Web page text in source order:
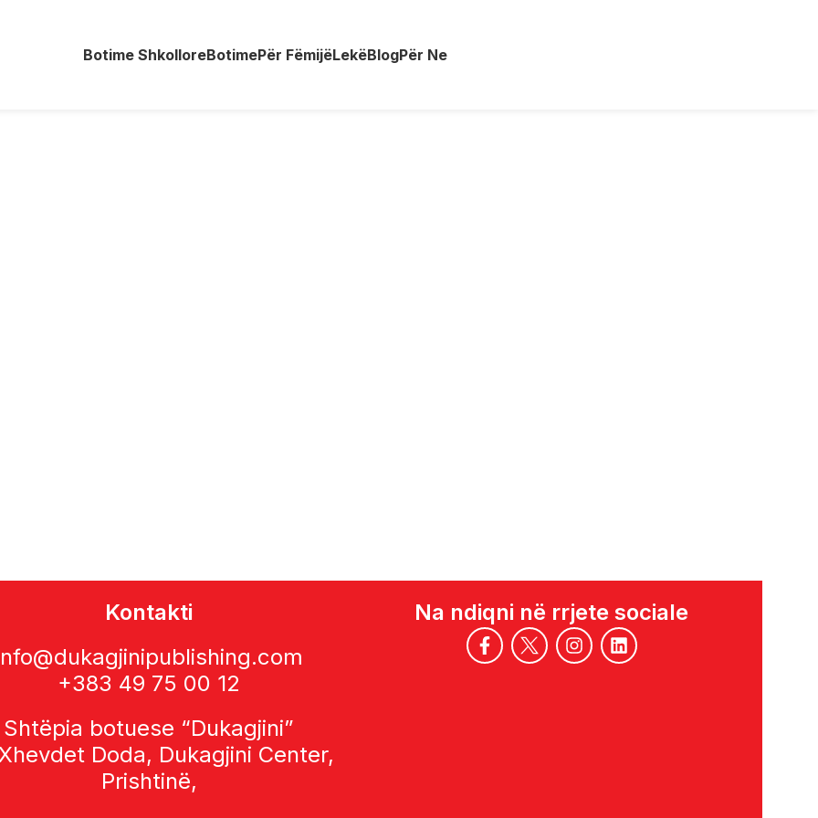
Botime ShkolloreBotimePër FëmijëLekëBlogPër Ne
Kontakti
+383 49 75 00 12
Shtëpia botuese “Dukagjini”
Doda, Dukagjini Center,
Prishtinë,
Na ndiqni në rrjete sociale